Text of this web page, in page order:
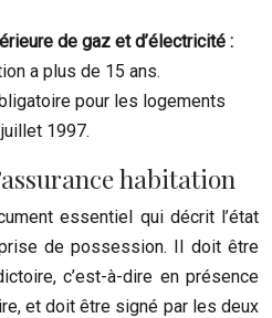
de gaz et d’électricité :
a plus de 15 ans.
pour les logements
1997.
habitation
essentiel qui décrit l’état
de possession. Il doit être
c’est-à-dire en présence
et doit être signé par les deux